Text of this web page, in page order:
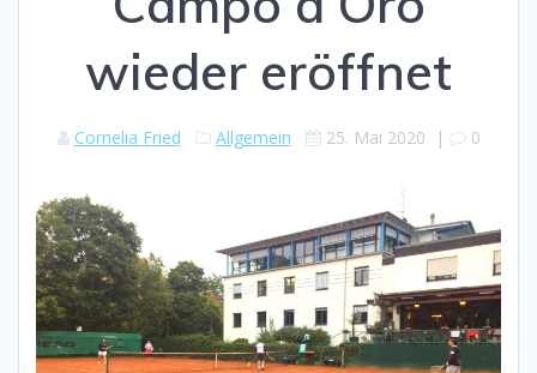
wieder eröffnet
Cornelia Fried Allgemein 25. Mai 2020 | 0